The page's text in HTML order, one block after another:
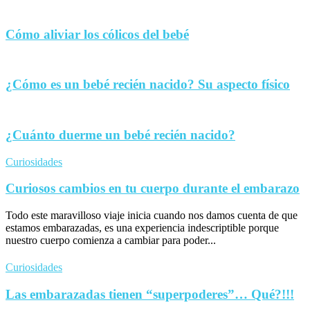
Cómo aliviar los cólicos del bebé
¿Cómo es un bebé recién nacido? Su aspecto físico
¿Cuánto duerme un bebé recién nacido?
Curiosidades
Curiosos cambios en tu cuerpo durante el embarazo
Todo este maravilloso viaje inicia cuando nos damos cuenta de que
estamos embarazadas, es una experiencia indescriptible porque
nuestro cuerpo comienza a cambiar para poder...
Curiosidades
Las embarazadas tienen “superpoderes”… Qué?!!!